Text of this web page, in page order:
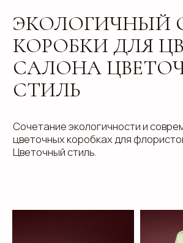
СТИЛЬ
Сочетание экологичности и современного стиля в
цветочных коробках для флористов салона
Цветочный стиль.